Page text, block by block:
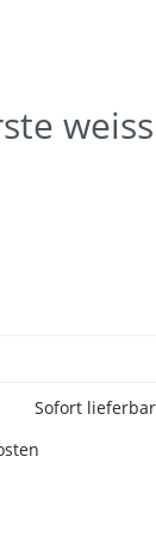
Sofort